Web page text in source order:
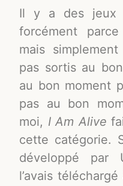
Il y a des jeux
forcément
mais
pas sortis au
au bon moment
pas au bon
moi, I Am Alive
cette catégorie.
développé par
l’avais